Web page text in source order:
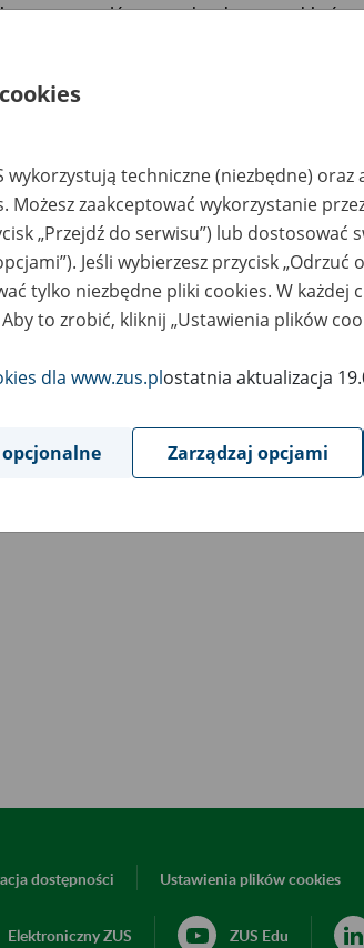
urzędów centralnych oraz archiwów
informacje na temat
informacje o miejscu przechowywania
tych zakładów).
można przesyłać poprzez formularz
zakładu pracy:
uwagi można przesyłać poprzezformularz
Wyświetl wszystkie
dostępności Ustawienia plików cookies
Elektroniczny ZUS ZUS Edu
wykorzystują techniczne (niezbędne)
Możesz zaakceptować wykorzystanie
„Przejdź do serwisu”) lub dostosować
Jeśli wybierzesz przycisk „Odrzuć
tylko niezbędne pliki cookies. W każdej
to zrobić, kliknij „Ustawienia plików
dla www.zus.plostatnia aktualizacja
Zarządzaj opcjami